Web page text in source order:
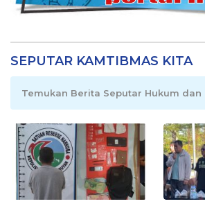
SEPUTAR KAMTIBMAS KITA
Temukan Berita Seputar Hukum dan